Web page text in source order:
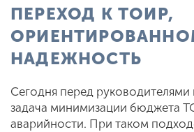
ПЕРЕХОД К ТОИР,
НАДЕЖНОСТЬ
Сегодня перед
задача минимизации бюджета
аварийности. При таком